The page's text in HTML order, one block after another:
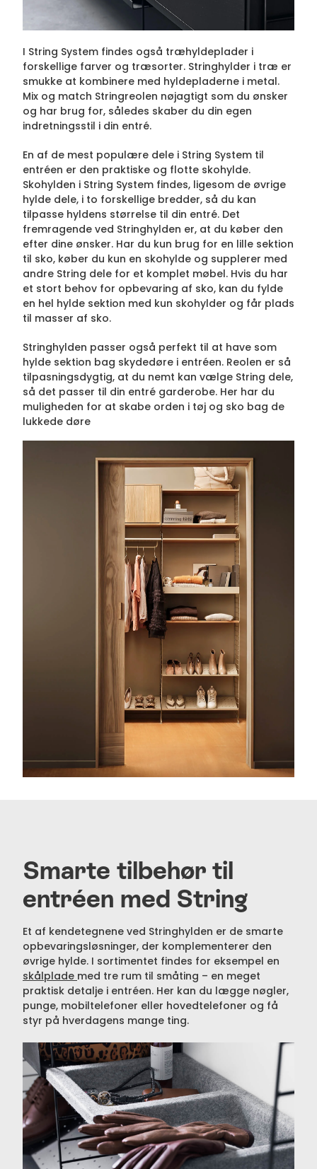
I String System findes også træhyldeplader i
forskellige farver og træsorter. Stringhylder i træ er
smukke at kombinere med hyldepladerne i metal.
Mix og match Stringreolen nøjagtigt som du ønsker
og har brug for, således skaber du din egen
indretningsstil i din entré.
En af de mest populære dele i String System til
entréen er den praktiske og flotte skohylde.
Skohylden i String System findes, ligesom de øvrige
hylde dele, i to forskellige bredder, så du kan
tilpasse hyldens størrelse til din entré. Det
fremragende ved Stringhylden er, at du køber den
efter dine ønsker. Har du kun brug for en lille sektion
til sko, køber du kun en skohylde og supplerer med
andre String dele for et komplet møbel. Hvis du har
et stort behov for opbevaring af sko, kan du fylde
en hel hylde sektion med kun skohylder og får plads
til masser af sko.
Stringhylden passer også perfekt til at have som
hylde sektion bag skydedøre i entréen. Reolen er så
tilpasningsdygtig, at du nemt kan vælge String dele,
så det passer til din entré garderobe. Her har du
muligheden for at skabe orden i tøj og sko bag de
lukkede døre
Smarte tilbehør til
entréen med String
Et af kendetegnene ved Stringhylden er de smarte
opbevaringsløsninger, der komplementerer den
øvrige hylde. I sortimentet findes for eksempel en
skålplade med tre rum til småting – en meget
praktisk detalje i entréen. Her kan du lægge nøgler,
punge, mobiltelefoner eller hovedtelefoner og få
styr på hverdagens mange ting.